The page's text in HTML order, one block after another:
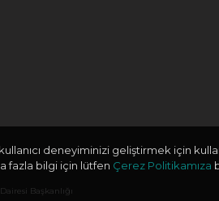
Başkanlığı
deneyiminizi geliştirmek için
fazla bilgi için lütfen Çerez Politikamıza